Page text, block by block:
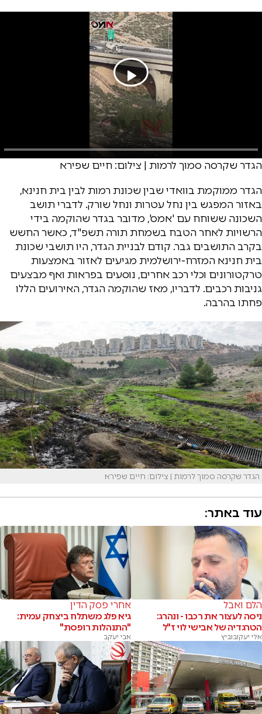
הגדר שקרסה סמוך לרמות | צילום: חיים שפירא
הגדר ממוקמת בוואדי שבין שכונת רמות לבין בית חנינא,
באזור המפגש בין נחל עטרות ונחל שורק. לדברי תושב
השכונה ששוחח עם 'אמס', מדובר בגדר שהוקמה בידי
הרשויות לאחר הטבח בשמחת תורה תשפ"ד, כאשר החשש
בקרב התושבים גבר. קודם לבניית הגדר, היו תושבי שכונת
בית חנינא המזרח-ירושלמית מגיעים לאזור באמצעות
טרקטורונים וכלי רכב אחרים, נוסעים בפראות ואף מבצעים
גניבות רכבים. לדבריו, מאז שהוקמה הגדר, האירועים הללו
פחתו בהרבה.
הגדר שקרסה סמוך לרמות | צילום: חיים שפירא
עוד באתר:
הלם ואבל
ניסה לעצור את רכבו - ונהרג:
הטרגדיה של אבישי לוי ז"ל
אלי יעקובוביץ
אחרי פסק הדין
גיא פלג משתלח ביצחק עמית:
"התנהלות רופסת"
אבי יעקב